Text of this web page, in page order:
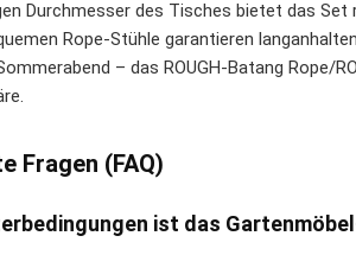
Durchmesser des Tisches bietet das
Rope-Stühle garantieren
– das ROUGH-Batang Rope/
Fragen (FAQ)
ist das